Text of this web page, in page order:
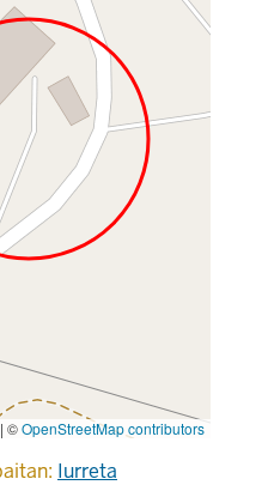
| ©OpenStreetMap contributors
Iurreta